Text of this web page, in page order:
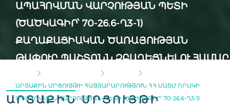
ԱՊԱՀՈՎՄԱՆ ՎԱՐՉՈՒԹՅԱՆ ՊԵՏԻ
(ԾԱԾԿԱԳԻՐ՝ 70-26.6-Ղ3-1)
ՔԱՂԱՔԱՑԻԱԿԱՆ ԾԱՌԱՅՈՒԹՅԱՆ
ԹԱՓՈՒՐ ՊԱՇՏՈՆՆ ԶԲԱՂԵՑՆԵԼՈՒ ՀԱՄԱՐ
ԱՐՏԱՔԻՆ ՄՐՑՈՒՅԹԻ ՀԱՅՏԱՐԱՐՈՒԹՅՈՒՆ ՀՀ ՍԱՏՄ ՈՐԱԿԻ
ԱՊԱՀՈՎՄԱՆ ՎԱՐՉՈՒԹՅԱՆ ՊԵՏԻ (ԾԱԾԿԱԳԻՐ՝ 70-26.6-Ղ3-1)
ԱՐՏԱՔԻՆ ՄՐՑՈՒՅԹԻ